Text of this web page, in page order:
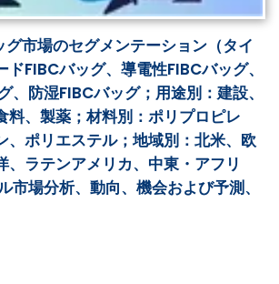
グ市場のセグメンテーション（タイ
FIBCバッグ、導電性FIBCバッグ、
、防湿FIBCバッグ；用途別：建設、
料、製薬；材料別：ポリプロピレ
、ポリエステル；地域別：北米、欧
、ラテンアメリカ、中東・アフリ
場分析、動向、機会および予測、